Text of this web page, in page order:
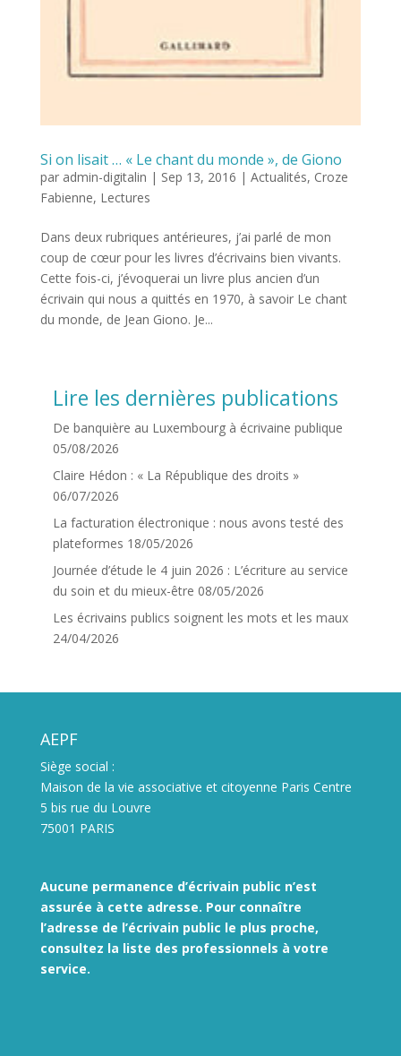
Si on lisait … « Le chant du monde », de Giono
par admin-digitalin | Sep 13, 2016 | Actualités, Croze
Fabienne, Lectures
Dans deux rubriques antérieures, j’ai parlé de mon
coup de cœur pour les livres d’écrivains bien vivants.
Cette fois-ci, j’évoquerai un livre plus ancien d’un
écrivain qui nous a quittés en 1970, à savoir Le chant
du monde, de Jean Giono. Je...
Lire les dernières publications
De banquière au Luxembourg à écrivaine publique
05/08/2026
Claire Hédon : « La République des droits »
06/07/2026
La facturation électronique : nous avons testé des
plateformes 18/05/2026
Journée d’étude le 4 juin 2026 : L’écriture au service
du soin et du mieux-être 08/05/2026
Les écrivains publics soignent les mots et les maux
24/04/2026
AEPF
Siège social :
Maison de la vie associative et citoyenne Paris Centre
5 bis rue du Louvre
75001 PARIS
Aucune permanence d’écrivain public n’est
assurée à cette adresse. Pour connaître
l’adresse de l’écrivain public le plus proche,
consultez la liste des professionnels à votre
service.